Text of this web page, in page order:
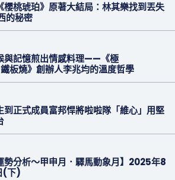
櫻桃琥珀》原著大結局：林其樂找到丟失
的秘密
與記憶煎出情感料理——《極
燒》創辦人李兆均的溫度哲學
到正式成員富邦悍將啦啦隊「維心」用堅
勢分析～甲申月．驛馬動象月】2025年8
(下)